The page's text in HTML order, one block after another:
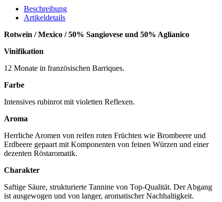
Beschreibung
Artikeldetails
Rotwein / Mexico / 50% Sangiovese und 50% Aglianico
Vinifikation
12 Monate in französischen Barriques.
Farbe
Intensives rubinrot mit violetten Reflexen.
Aroma
Herrliche Aromen von reifen roten Früchten wie Brombeere und
Erdbeere gepaart mit Komponenten von feinen Würzen und einer
dezenten Röstaromatik.
Charakter
Saftige Säure, strukturierte Tannine von Top-Qualität. Der Abgang
ist ausgewogen und von langer, aromatischer Nachhaltigkeit.